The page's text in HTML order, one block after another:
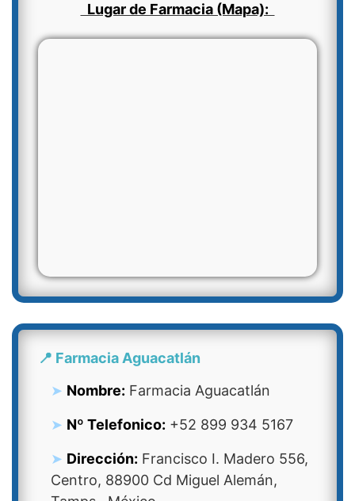
Lugar de Farmacia (Mapa):
📍 Farmacia Aguacatlán
Nombre: Farmacia Aguacatlán
Nº Telefonico: +52 899 934 5167
Dirección: Francisco I. Madero 556,
Centro, 88900 Cd Miguel Alemán,